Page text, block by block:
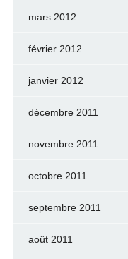
mars 2012
février 2012
janvier 2012
décembre 2011
novembre 2011
octobre 2011
septembre 2011
août 2011